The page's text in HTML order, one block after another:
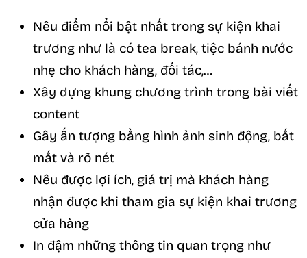
Nêu điểm nổi bật nhất trong sự kiện khai
trương như là có tea break, tiệc bánh nước
nhẹ cho khách hàng, đối tác,…
Xây dựng khung chương trình trong bài viết
content
Gây ấn tượng bằng hình ảnh sinh động, bắt
mắt và rõ nét
Nêu được lợi ích, giá trị mà khách hàng
nhận được khi tham gia sự kiện khai trương
cửa hàng
In đậm những thông tin quan trọng như